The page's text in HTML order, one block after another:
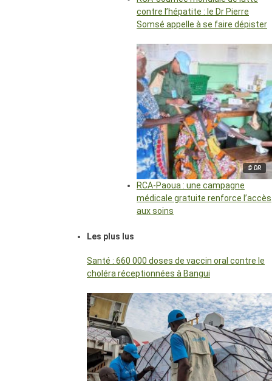
contre l’hépatite : le Dr Pierre
Somsé appelle à se faire dépister
© DR
RCA-Paoua : une campagne
médicale gratuite renforce l’accès
aux soins
Les plus lus
Santé : 660 000 doses de vaccin oral contre le
choléra réceptionnées à Bangui